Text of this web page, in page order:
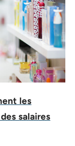
les
salaires